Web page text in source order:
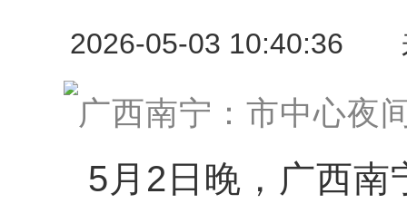
2026-05-03 10:40:36
5月2日晚，广西南